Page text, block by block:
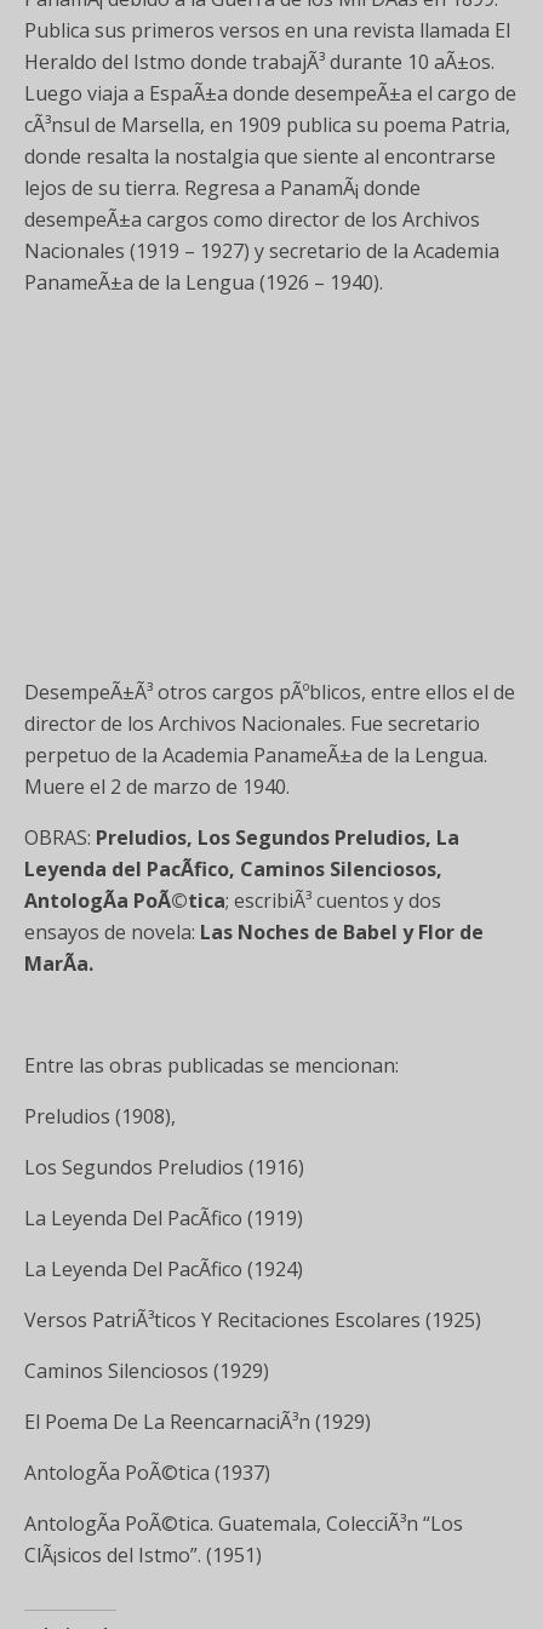
Publica sus primeros versos en una revista llamada El
Heraldo del Istmo donde trabajÃ³ durante 10 aÃ±os.
Luego viaja a EspaÃ±a donde desempeÃ±a el cargo de
cÃ³nsul de Marsella, en 1909 publica su poema Patria,
donde resalta la nostalgia que siente al encontrarse
lejos de su tierra. Regresa a PanamÃ¡ donde
desempeÃ±a cargos como director de los Archivos
Nacionales (1919 – 1927) y secretario de la Academia
PanameÃ±a de la Lengua (1926 – 1940).
DesempeÃ±Ã³ otros cargos pÃºblicos, entre ellos el de
director de los Archivos Nacionales. Fue secretario
perpetuo de la Academia PanameÃ±a de la Lengua.
Muere el 2 de marzo de 1940.
OBRAS: Preludios, Los Segundos Preludios, La
Leyenda del PacÃ­fico, Caminos Silenciosos,
AntologÃ­a PoÃ©tica; escribiÃ³ cuentos y dos
ensayos de novela: Las Noches de Babel y Flor de
MarÃ­a.
Entre las obras publicadas se mencionan:
Preludios (1908),
Los Segundos Preludios (1916)
La Leyenda Del PacÃ­fico (1919)
La Leyenda Del PacÃ­fico (1924)
Versos PatriÃ³ticos Y Recitaciones Escolares (1925)
Caminos Silenciosos (1929)
El Poema De La ReencarnaciÃ³n (1929)
AntologÃ­a PoÃ©tica (1937)
AntologÃ­a PoÃ©tica. Guatemala, ColecciÃ³n “Los
ClÃ¡sicos del Istmo”. (1951)